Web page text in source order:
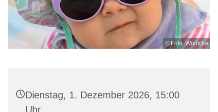
© Foto: Wodicka
Dienstag, 1. Dezember 2026, 15:00
Uhr